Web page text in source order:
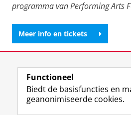
programma van Performing Arts
Meer info en tickets
Functioneel
Biedt de basisfuncties en
geanonimiseerde cookies.